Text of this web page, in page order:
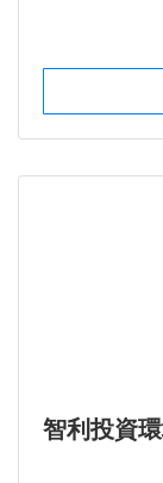
智利投資